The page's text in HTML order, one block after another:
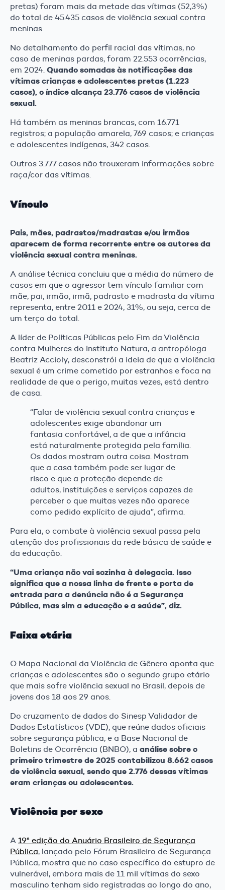
pretas) foram mais da metade das vítimas (52,3%)
do total de 45.435 casos de violência sexual contra
meninas.
No detalhamento do perfil racial das vítimas, no
caso de meninas pardas, foram 22.553 ocorrências,
em 2024. Quando somadas às notificações das
vítimas crianças e adolescentes pretas (1.223
casos), o índice alcança 23.776 casos de violência
sexual.
Há também as meninas brancas, com 16.771
registros; a população amarela, 769 casos; e crianças
e adolescentes indígenas, 342 casos.
Outros 3.777 casos não trouxeram informações sobre
raça/cor das vítimas.
Vínculo
Pais, mães, padrastos/madrastas e/ou irmãos
aparecem de forma recorrente entre os autores da
violência sexual contra meninas.
A análise técnica concluiu que a média do número de
casos em que o agressor tem vínculo familiar com
mãe, pai, irmão, irmã, padrasto e madrasta da vítima
representa, entre 2011 e 2024, 31%, ou seja, cerca de
um terço do total.
A líder de Políticas Públicas pelo Fim da Violência
contra Mulheres do Instituto Natura, a antropóloga
Beatriz Accioly, desconstrói a ideia de que a violência
sexual é um crime cometido por estranhos e foca na
realidade de que o perigo, muitas vezes, está dentro
de casa.
“Falar de violência sexual contra crianças e
adolescentes exige abandonar um
fantasia confortável, a de que a infância
está naturalmente protegida pela família.
Os dados mostram outra coisa. Mostram
que a casa também pode ser lugar de
risco e que a proteção depende de
adultos, instituições e serviços capazes de
perceber o que muitas vezes não aparece
como pedido explícito de ajuda”, afirma.
Para ela, o combate à violência sexual passa pela
atenção dos profissionais da rede básica de saúde e
da educação.
“Uma criança não vai sozinha à delegacia. Isso
significa que a nossa linha de frente e porta de
entrada para a denúncia não é a Segurança
Pública, mas sim a educação e a saúde”, diz.
Faixa etária
O Mapa Nacional da Violência de Gênero aponta que
crianças e adolescentes são o segundo grupo etário
que mais sofre violência sexual no Brasil, depois de
jovens dos 18 aos 29 anos.
Do cruzamento de dados do Sinesp Validador de
Dados Estatísticos (VDE), que reúne dados oficiais
sobre segurança pública, e a Base Nacional de
Boletins de Ocorrência (BNBO), a análise sobre o
primeiro trimestre de 2025 contabilizou 8.662 casos
de violência sexual, sendo que 2.776 dessas vítimas
eram crianças ou adolescentes.
Violência por sexo
A 19ª edição do Anuário Brasileiro de Segurança
Pública, lançado pelo Fórum Brasileiro de Segurança
Pública, mostra que no caso específico do estupro de
vulnerável, embora mais de 11 mil vítimas do sexo
masculino tenham sido registradas ao longo do ano,